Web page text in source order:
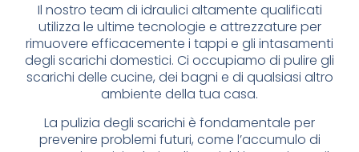
Il nostro team di idraulici altamente qualificati
utilizza le ultime tecnologie e attrezzature per
rimuovere efficacemente i tappi e gli intasamenti
degli scarichi domestici. Ci occupiamo di pulire gli
scarichi delle cucine, dei bagni e di qualsiasi altro
ambiente della tua casa.
La pulizia degli scarichi è fondamentale per
prevenire problemi futuri, come l’accumulo di